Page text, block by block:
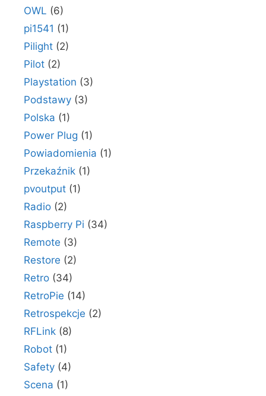
OWL (6)
pi1541 (1)
Pilight (2)
Pilot (2)
Playstation (3)
Podstawy (3)
Polska (1)
Power Plug (1)
Powiadomienia (1)
Przekaźnik (1)
pvoutput (1)
Radio (2)
Raspberry Pi (34)
Remote (3)
Restore (2)
Retro (34)
RetroPie (14)
Retrospekcje (2)
RFLink (8)
Robot (1)
Safety (4)
Scena (1)